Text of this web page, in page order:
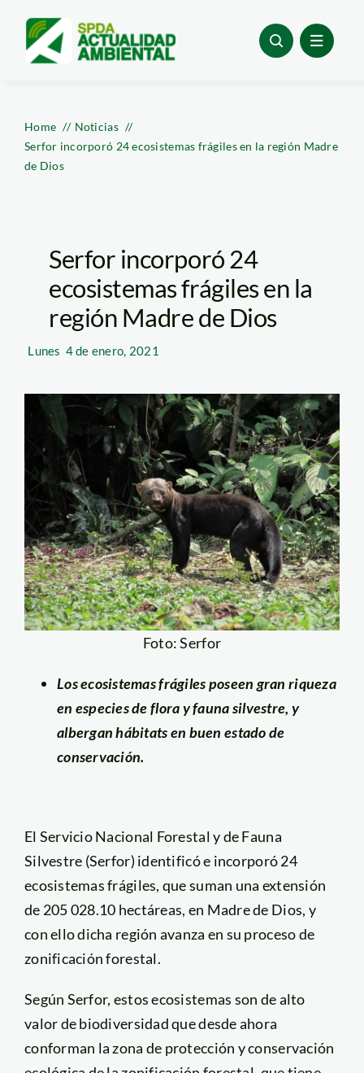
content
Home
Noticias
Serfor incorporó 24 ecosistemas frágiles en la región Madre
de Dios
Serfor incorporó 24
ecosistemas frágiles en la
región Madre de Dios
Lunes 4 de enero, 2021
Foto: Serfor
Los ecosistemas frágiles poseen gran riqueza
en especies de flora y fauna silvestre, y
albergan hábitats en buen estado de
conservación.
El Servicio Nacional Forestal y de Fauna
Silvestre (Serfor) identificó e incorporó 24
ecosistemas frágiles, que suman una extensión
de 205 028.10 hectáreas, en Madre de Dios, y
con ello dicha región avanza en su proceso de
zonificación forestal.
Según Serfor, estos ecosistemas son de alto
valor de biodiversidad que desde ahora
conforman la zona de protección y conservación